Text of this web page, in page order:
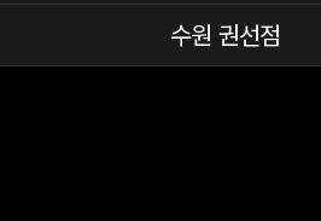
수원 권선점